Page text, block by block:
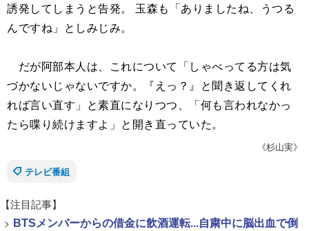
誘発してしまうと告発。 玉森も「ありましたね、うつる
んですね」としみじみ。
だが阿部本人は、これについて「しゃべってる方は気
づかないじゃないですか。『えっ？』と聞き返してくれ
れば言い直す」と素直になりつつ、「何も言われなかっ
たら喋り続けますよ」と開き直っていた。
《杉山実》
テレビ番組
【注目記事】
> BTSメンバーからの借金に飲酒運転...自粛中に脳出血で倒